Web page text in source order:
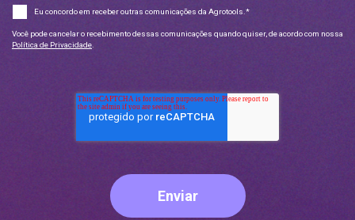
Eu concordo em receber outras comunicações da Agrotools.*
Você pode cancelar o recebimento dessas comunicações quando quiser, de acordo com nossa
Política de Privacidade.